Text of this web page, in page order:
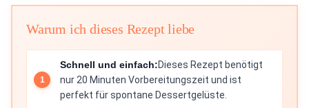
Warum ich dieses Rezept liebe
Schnell und einfach:Dieses Rezept benötigt
nur 20 Minuten Vorbereitungszeit und ist
perfekt für spontane Dessertgelüste.